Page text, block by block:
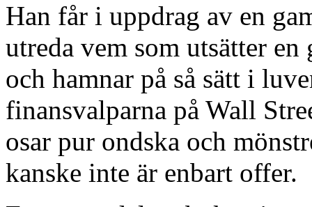
Han får i uppdrag av en
utreda vem som utsätter
och hamnar på så sätt i
finansvalparna på Wall
osar pur ondska och
kanske inte är enbart offer.